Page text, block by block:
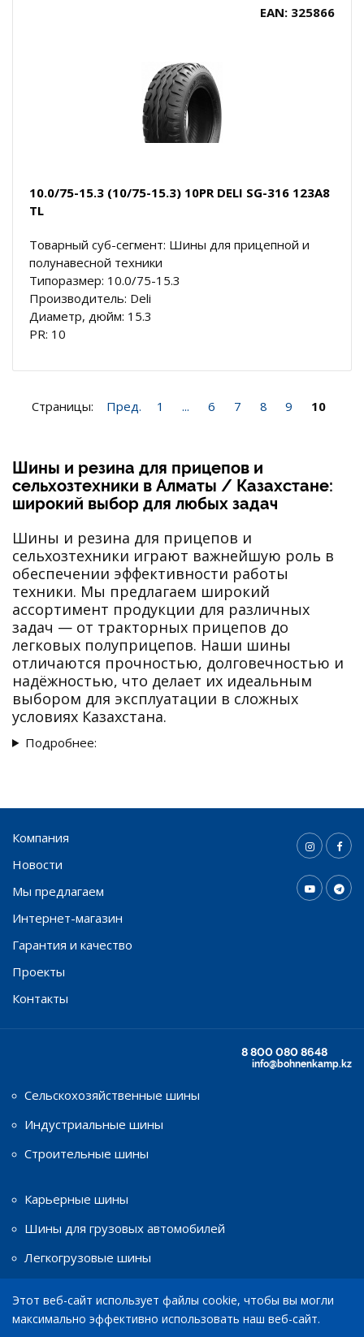
EAN: 325866
10.0/75-15.3 (10/75-15.3) 10PR DELI SG-316 123A8
TL
Товарный суб-сегмент: Шины для прицепной и
полунавесной техники
Типоразмер: 10.0/75-15.3
Производитель: Deli
Диаметр, дюйм: 15.3
PR: 10
Страницы: Пред. 1 ... 6 7 8 9 10
Шины и резина для прицепов и
сельхозтехники в Алматы / Казахстане:
широкий выбор для любых задач
Шины и резина для прицепов и
сельхозтехники играют важнейшую роль в
обеспечении эффективности работы
техники. Мы предлагаем широкий
ассортимент продукции для различных
задач — от тракторных прицепов до
легковых полуприцепов. Наши шины
отличаются прочностью, долговечностью и
надёжностью, что делает их идеальным
выбором для эксплуатации в сложных
условиях Казахстана.
Подробнее:
Компания
Новости
Мы предлагаем
Интернет-магазин
Гарантия и качество
Проекты
Контакты
8 800 080 8648
info@bohnenkamp.kz
Сельскохозяйственные шины
Индустриальные шины
Строительные шины
Карьерные шины
Шины для грузовых автомобилей
Легкогрузовые шины
Шины для мототехники
Этот веб-сайт использует файлы cookie, чтобы вы могли
максимально эффективно использовать наш веб-сайт.